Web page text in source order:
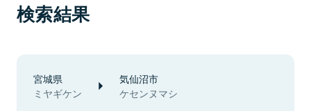
検索結果
宮城県
ミヤギケン
気仙沼市
ケセンヌマシ